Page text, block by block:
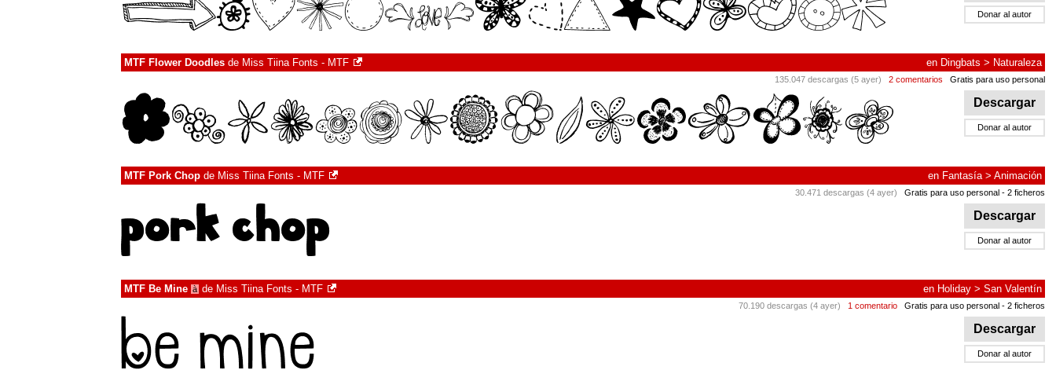
Donar al autor
MTF Flower Doodles de Miss Tiina Fonts - MTF en Dingbats > Naturaleza
135.047 descargas (5 ayer) 2 comentarios Gratis para uso personal
Descargar
Donar al autor
MTF Pork Chop de Miss Tiina Fonts - MTF en Fantasía> Animación
30.471 descargas (4 ayer) Gratis para uso personal - 2 ficheros
Descargar
Donar al autor
MTF Be Mine à de Miss Tiina Fonts - MTF en Holiday > San Valentín
70.190 descargas (4 ayer) 1 comentario Gratis para uso personal - 2 ficheros
Descargar
Donar al autor